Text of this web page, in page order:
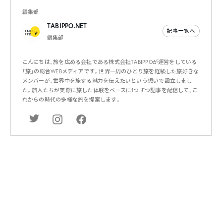
編集部
TABIPPO.NET
編集部
記事一覧へ
こんにちは、旅を広める会社である株式会社TABIPPOが運営をしている
「旅」の総合WEBメディアです。世界一周のひとり旅を経験した旅好きな
メンバーが、世界中を旅する魅力を伝えたいという想いで設立しまし
た。旅人たちが実際に旅した体験をベースに1つずつ記事を配信して、こ
れからの時代の多様な旅を提案します。